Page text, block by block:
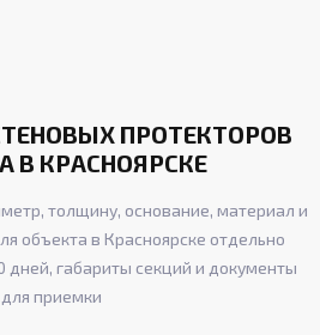
ПРОТЕКТОРОВ
В КРАСНОЯРСКЕ
толщину, основание, материал и
объекта в Красноярске отдельно
дней, габариты секций и документы
для приемки